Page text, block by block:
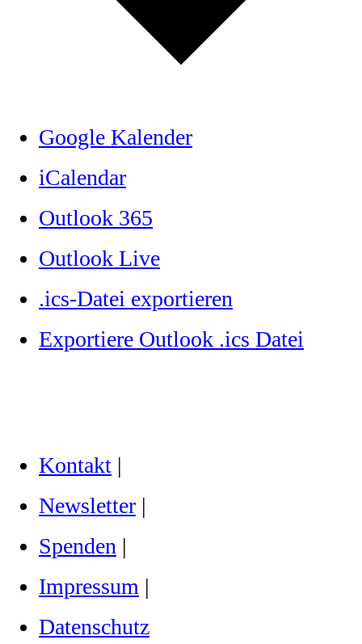
Google Kalender
iCalendar
Outlook 365
Outlook Live
.ics-Datei exportieren
Exportiere Outlook .ics Datei
Kontakt |
Newsletter |
Spenden |
Impressum |
Datenschutz